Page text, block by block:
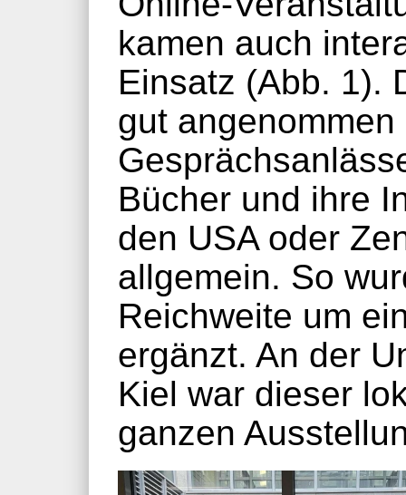
kamen auch
Einsatz (Abb. 1).
gut
Bücher und ihre
den USA oder
allgemein. So
Reichweite um
ergänzt. An der
Kiel war dieser
ganzen